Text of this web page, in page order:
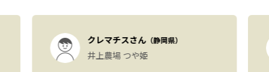
クレマチスさん（静岡県）
井上農場 つや姫